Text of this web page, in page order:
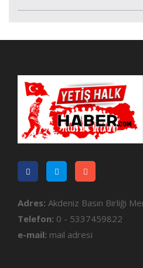
Adres: Akdeniz Basın Birliği
Telefon: 0 - 5337459822
e-mail: mail adresi